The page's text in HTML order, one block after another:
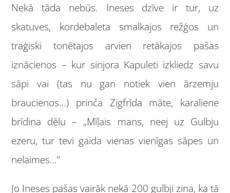
Nekā tāda nebūs. Ineses dzīve ir tur, uz
skatuves, kordebaleta smalkajos režģos un
traģiski tonētajos arvien retākajos pašas
iznācienos – kur sinjora Kapuleti izkliedz savu
sāpi vai (tas nu gan notiek vien ārzemju
braucienos…) prinča Zigfrīda māte, karaliene
brīdina dēlu – „Mīļais mans, neej uz Gulbju
ezeru, tur tevi gaida vienas vienīgas sāpes un
nelaimes…”
Jo Ineses pašas vairāk nekā 200 gulbji zina, ka tā